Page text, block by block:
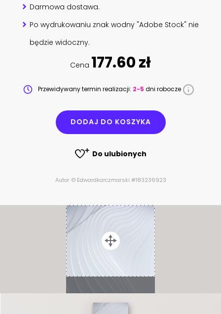
Darmowa dostawa.
Po wydrukowaniu znak wodny "Adobe Stock" nie
będzie widoczny.
Cena 177.60 zł
Przewidywany termin realizacji: 2-5 dni robocze
DODAJ DO KOSZYKA
Do ulubionych
Autor: © Edwardkarczmarski #183236923